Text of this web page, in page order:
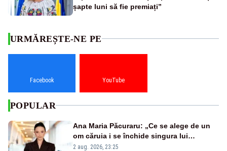
șapte luni să fie premiați”
URMĂREȘTE-NE PE
Facebook YouTube
POPULAR
Ana Maria Păcuraru: „Ce se alege de un
om căruia i se închide singura lui
portiță?”
2 aug. 2026, 23:25